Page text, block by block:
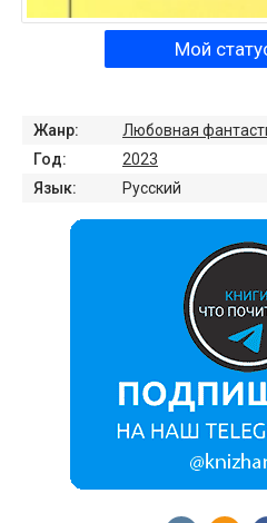
Мой
Жанр: Любовная
Год:
2023
Язык:
Русский